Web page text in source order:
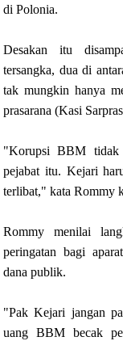
di Polonia.
Desakan itu
tersangka, dua di
tak mungkin hanya
prasarana (Kasi
"Korupsi BBM tidak
pejabat itu. Kejari
terlibat," kata Rommy
Rommy menilai
peringatan bagi
dana publik.
"Pak Kejari jangan
uang BBM becak